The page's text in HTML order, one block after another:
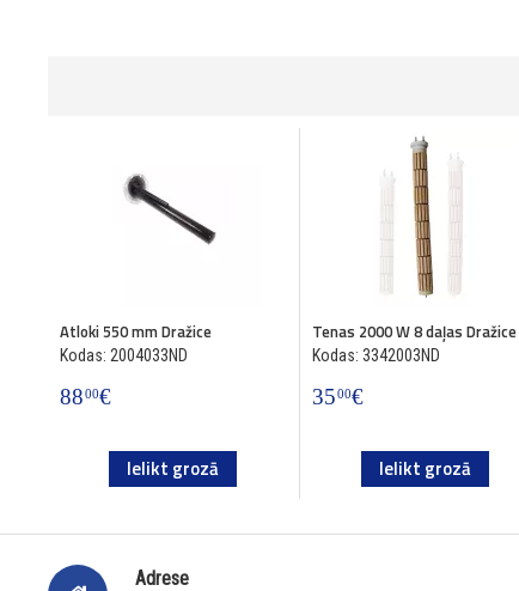
Atloki 550 mm Dražice
Kodas: 2004033ND
8800€
Ielikt grozā
Tenas 2000 W 8 daļas Dražice
Kodas: 3342003ND
3500€
Ielikt grozā
Adrese